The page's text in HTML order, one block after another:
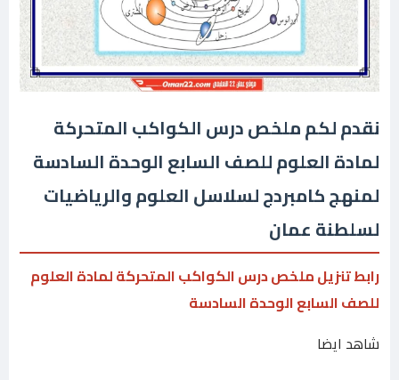
نقدم لكم ملخص درس الكواكب المتحركة
لمادة العلوم للصف السابع الوحدة السادسة
لمنهج كامبردج لسلاسل العلوم والرياضيات
لسلطنة عمان
رابط تنزيل ملخص درس الكواكب المتحركة لمادة العلوم
للصف السابع الوحدة السادسة
شاهد ايضا